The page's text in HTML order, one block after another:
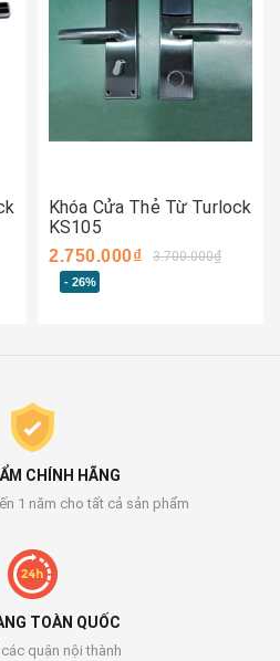
Khóa Cửa Thẻ Từ Turlock
KS105
2.750.000₫ 3.700.000₫
- 26%
CHÍNH HÃNG
1 năm cho tất cả sản phẩm
TOÀN QUỐC
quận nội thành